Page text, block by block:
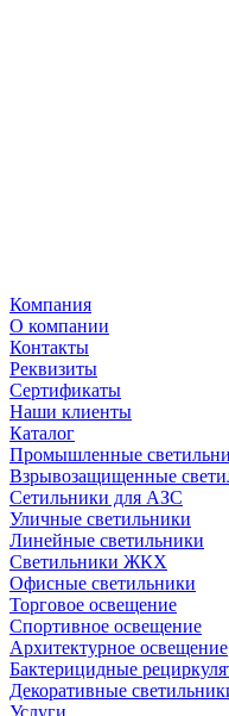
Компания
О компании
Контакты
Реквизиты
Сертификаты
Наши клиенты
Каталог
Промышленные
Взрывозащищенные
Сетильники для АЗС
Уличные светильники
Линейные светильники
Светильники ЖКХ
Офисные светильники
Торговое освещение
Спортивное освещение
Архитектурное освещение
Бактерицидные
Декоративные